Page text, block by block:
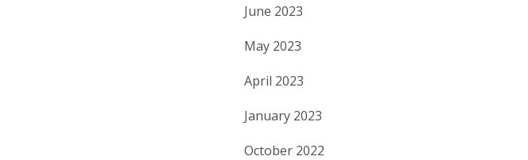
June 2023
May 2023
April 2023
January 2023
October 2022